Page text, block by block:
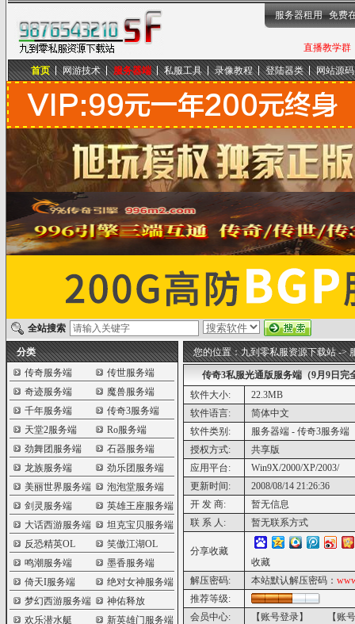
九到零私服资源下载站
直播教学群
服务器租用 免费
首页 网游技术 服务器端 私服工具 录像教程 登陆器类 网站源码
全站搜索
分类
传奇服务端
传世服务端
奇迹服务端
魔兽服务端
千年服务端
传奇3服务端
天堂2服务端
Ro服务端
劲舞团服务端
石器服务端
龙族服务端
劲乐团服务端
美丽世界服务端
泡泡堂服务端
剑灵服务端
英雄王座服务端
大话西游服务端
坦克宝贝服务端
反恐精英OL
笑傲江湖OL
鸣潮服务端
墨香服务端
倚天I服务端
绝对女神服务端
梦幻西游服务端
神佑释放
欢乐潜水艇
新英雄门服务端
您的位置：九到零私服资源下载站->
传奇3私服光通版服务端（9月9日完
软件大小:
22.3MB
软件语言:
简体中文
软件类别:
服务器端 - 传奇3服务端
授权方式:
共享版
应用平台:
Win9X/2000/XP/2003/
更新时间:
2008/08/14 21:26:36
开 发 商:
暂无信息
联 系 人:
暂无联系方式
分享收藏
收藏
解压密码:
本站默认解压密码：
推荐等级:
会员中心:
【账号登录】
【账